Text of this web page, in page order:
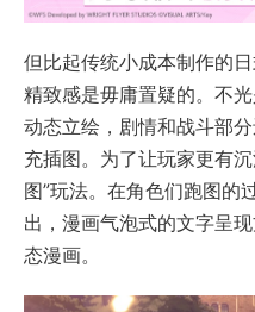
但比起传统小成本制作的
精致感是毋庸置疑的。不
动态立绘，剧情和战斗部
充插图。为了让玩家更有
图”玩法。在角色们跑图的
出，漫画气泡式的文字呈
态漫画。